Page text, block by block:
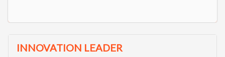
INNOVATION LEADER